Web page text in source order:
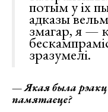
потым у іх
адказы
змагар, я —
зразумелі.
—Якая была
памятаеце?